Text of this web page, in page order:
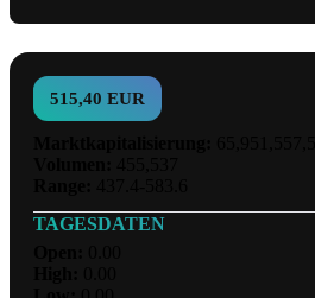
515,40 EUR
TAGESDATEN